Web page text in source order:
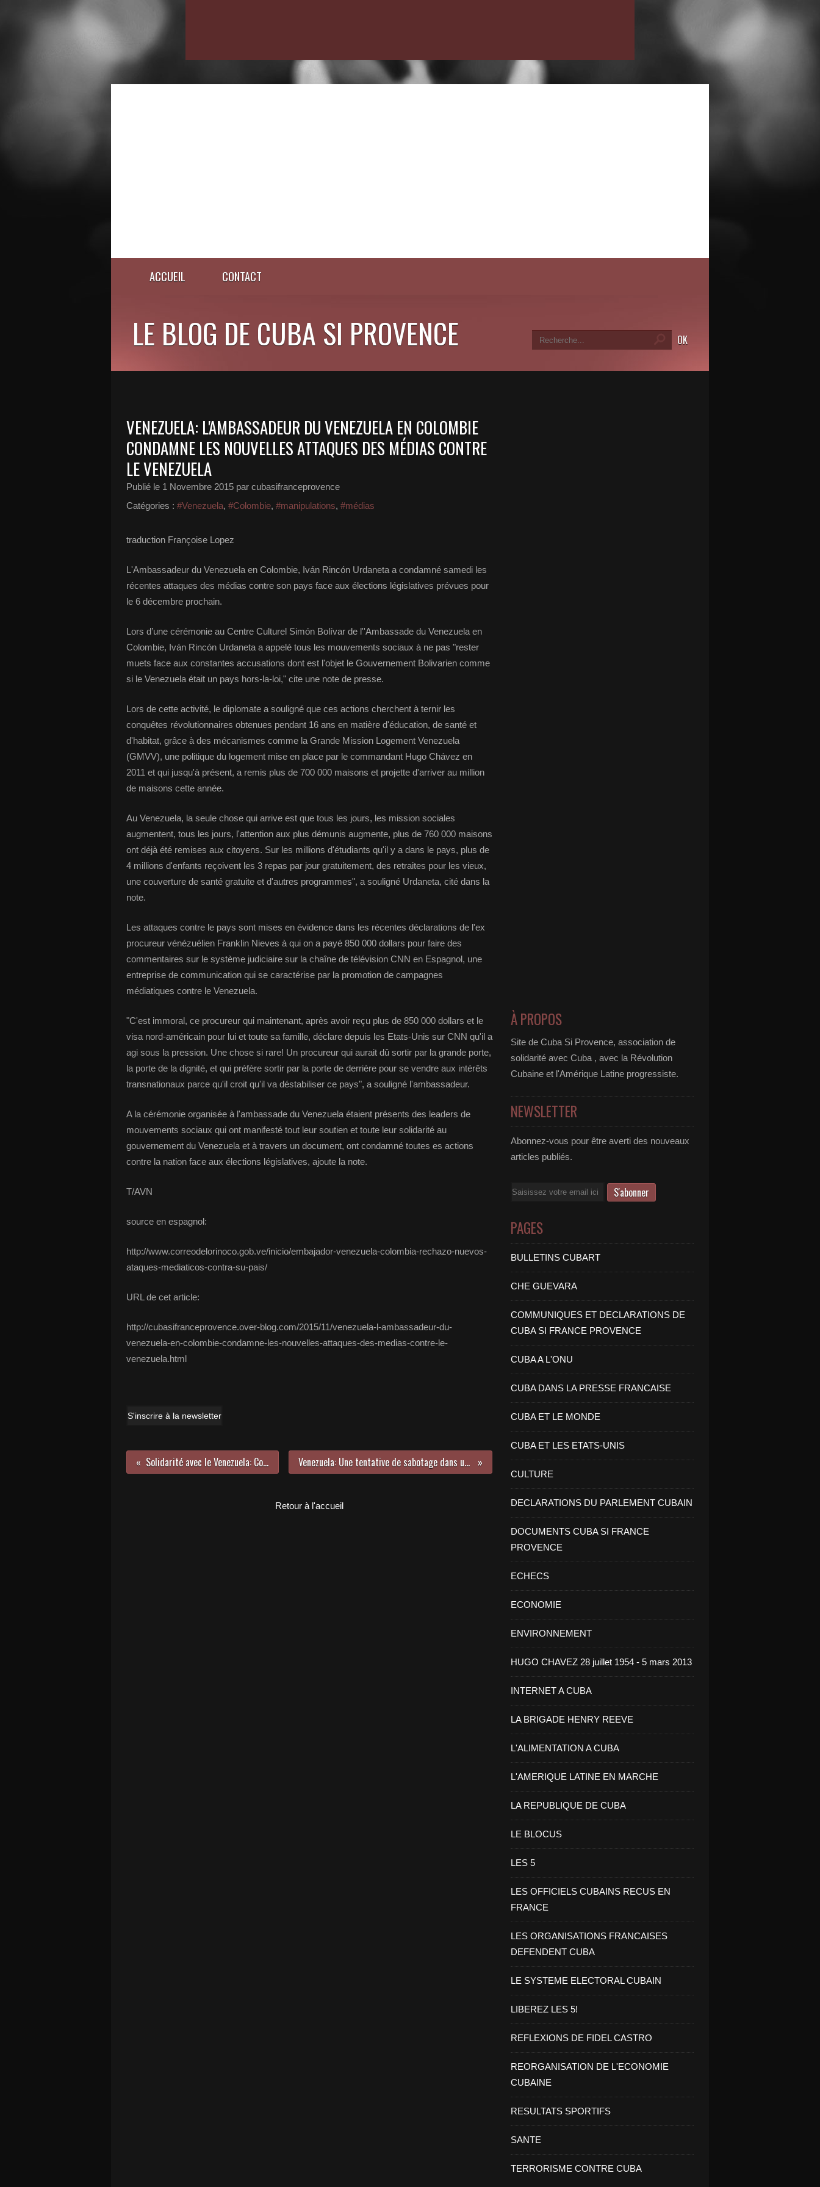
ACCUEIL CONTACT
LE BLOG DE CUBA SI PROVENCE
VENEZUELA: L'AMBASSADEUR DU VENEZUELA EN COLOMBIE
CONDAMNE LES NOUVELLES ATTAQUES DES MÉDIAS CONTRE
LE VENEZUELA
Publié le 1 Novembre 2015 par cubasifranceprovence
Catégories : #Venezuela, #Colombie, #manipulations, #médias
traduction Françoise Lopez
L'Ambassadeur du Venezuela en Colombie, Iván Rincón Urdaneta a condamné samedi les
récentes attaques des médias contre son pays face aux élections législatives prévues pour
le 6 décembre prochain.
Lors d’une cérémonie au Centre Culturel Simón Bolívar de l''Ambassade du Venezuela en
Colombie, Iván Rincón Urdaneta a appelé tous les mouvements sociaux à ne pas "rester
muets face aux constantes accusations dont est l'objet le Gouvernement Bolivarien comme
si le Venezuela était un pays hors-la-loi," cite une note de presse.
Lors de cette activité, le diplomate a souligné que ces actions cherchent à ternir les
conquêtes révolutionnaires obtenues pendant 16 ans en matière d'éducation, de santé et
d'habitat, grâce à des mécanismes comme la Grande Mission Logement Venezuela
(GMVV), une politique du logement mise en place par le commandant Hugo Chávez en
2011 et qui jusqu'à présent, a remis plus de 700 000 maisons et projette d'arriver au million
de maisons cette année.
Au Venezuela, la seule chose qui arrive est que tous les jours, les mission sociales
augmentent, tous les jours, l'attention aux plus démunis augmente, plus de 760 000 maisons
ont déjà été remises aux citoyens. Sur les millions d'étudiants qu'il y a dans le pays, plus de
4 millions d'enfants reçoivent les 3 repas par jour gratuitement, des retraites pour les vieux,
une couverture de santé gratuite et d'autres programmes", a souligné Urdaneta, cité dans la
note.
Les attaques contre le pays sont mises en évidence dans les récentes déclarations de l'ex
procureur vénézuélien Franklin Nieves à qui on a payé 850 000 dollars pour faire des
commentaires sur le système judiciaire sur la chaîne de télévision CNN en Espagnol, une
entreprise de communication qui se caractérise par la promotion de campagnes
médiatiques contre le Venezuela.
"C'est immoral, ce procureur qui maintenant, après avoir reçu plus de 850 000 dollars et le
visa nord-américain pour lui et toute sa famille, déclare depuis les Etats-Unis sur CNN qu'il a
agi sous la pression. Une chose si rare! Un procureur qui aurait dû sortir par la grande porte,
la porte de la dignité, et qui préfère sortir par la porte de derrière pour se vendre aux intérêts
transnationaux parce qu'il croit qu'il va déstabiliser ce pays", a souligné l'ambassadeur.
A la cérémonie organisée à l'ambassade du Venezuela étaient présents des leaders de
mouvements sociaux qui ont manifesté tout leur soutien et toute leur solidarité au
gouvernement du Venezuela et à travers un document, ont condamné toutes es actions
contre la nation face aux élections législatives, ajoute la note.
T/AVN
source en espagnol:
http://www.correodelorinoco.gob.ve/inicio/embajador-venezuela-colombia-rechazo-nuevos-
ataques-mediaticos-contra-su-pais/
URL de cet article:
http://cubasifranceprovence.over-blog.com/2015/11/venezuela-l-ambassadeur-du-
venezuela-en-colombie-condamne-les-nouvelles-attaques-des-medias-contre-le-
venezuela.html
S'inscrire à la newsletter
Solidarité avec le Venezuela: Communiqué de Cuba Si Provence Venezuela: Une tentative de sabotage dans une usine électrique de Caracas démantelée
Retour à l'accueil
À PROPOS
Site de Cuba Si Provence, association de
solidarité avec Cuba , avec la Révolution
Cubaine et l'Amérique Latine progressiste.
NEWSLETTER
Abonnez-vous pour être averti des nouveaux
articles publiés.
Email
PAGES
BULLETINS CUBART
CHE GUEVARA
COMMUNIQUES ET DECLARATIONS DE
CUBA SI FRANCE PROVENCE
CUBA A L'ONU
CUBA DANS LA PRESSE FRANCAISE
CUBA ET LE MONDE
CUBA ET LES ETATS-UNIS
CULTURE
DECLARATIONS DU PARLEMENT CUBAIN
DOCUMENTS CUBA SI FRANCE
PROVENCE
ECHECS
ECONOMIE
ENVIRONNEMENT
HUGO CHAVEZ 28 juillet 1954 - 5 mars 2013
INTERNET A CUBA
LA BRIGADE HENRY REEVE
L'ALIMENTATION A CUBA
L'AMERIQUE LATINE EN MARCHE
LA REPUBLIQUE DE CUBA
LE BLOCUS
LES 5
LES OFFICIELS CUBAINS RECUS EN
FRANCE
LES ORGANISATIONS FRANCAISES
DEFENDENT CUBA
LE SYSTEME ELECTORAL CUBAIN
LIBEREZ LES 5!
REFLEXIONS DE FIDEL CASTRO
REORGANISATION DE L'ECONOMIE
CUBAINE
RESULTATS SPORTIFS
SANTE
TERRORISME CONTRE CUBA